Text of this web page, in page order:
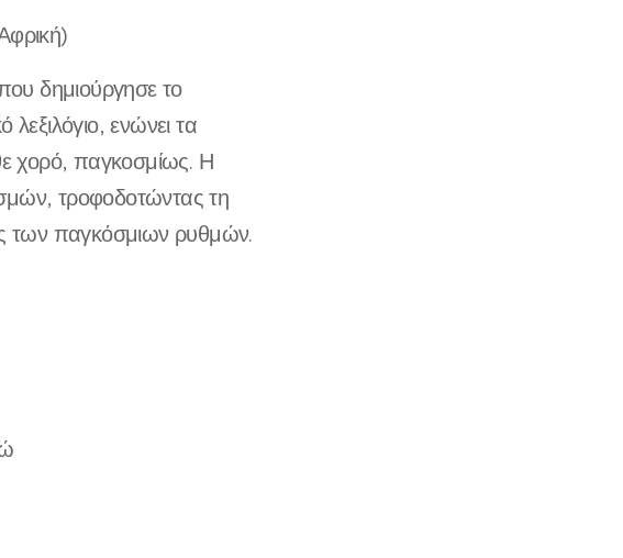
δημιούργησε το
ενώνει τα
χορό, παγκοσμίως. Η
τροφοδοτώντας τη
των παγκόσμιων ρυθμών.